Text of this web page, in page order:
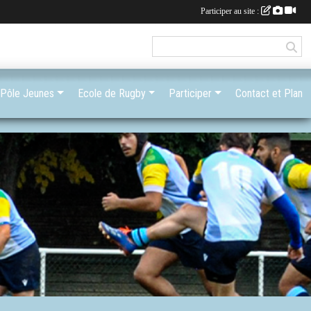
Pôle Jeunes Ecole de Rugby Participer Contact et Plan
Participer au site :